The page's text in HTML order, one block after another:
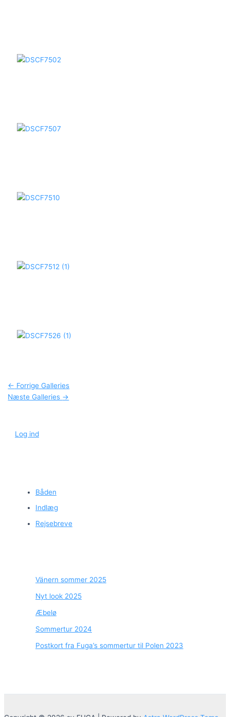
Post
navigation
← Forrige Galleries
Næste Galleries →
Log ind
Båden
Indlæg
Rejsebreve
Vänern sommer 2025
Nyt look 2025
Æbelø
Sommertur 2024
Postkort fra Fuga’s sommertur til Polen 2023